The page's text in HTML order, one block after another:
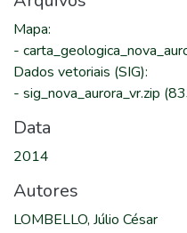
Mapa:
-
Dados vetoriais (SIG):
- sig_nova_aurora_vr.zip
Data
2014
Autores
LOMBELLO, Júlio César